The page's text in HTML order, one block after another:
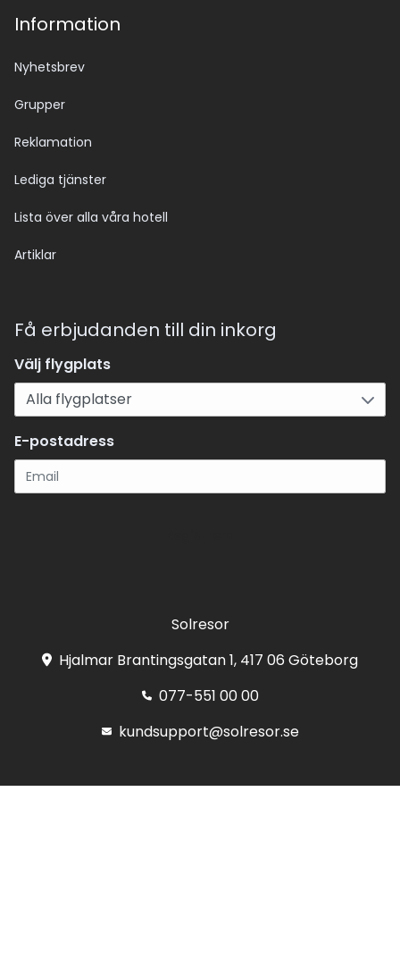
Information
Nyhetsbrev
Grupper
Reklamation
Lediga tjänster
Lista över alla våra hotell
Artiklar
Få erbjudanden till din inkorg
Välj flygplats
E-postadress
Solresor
Hjalmar Brantingsgatan 1, 417 06 Göteborg
077-551 00 00
kundsupport@solresor.se